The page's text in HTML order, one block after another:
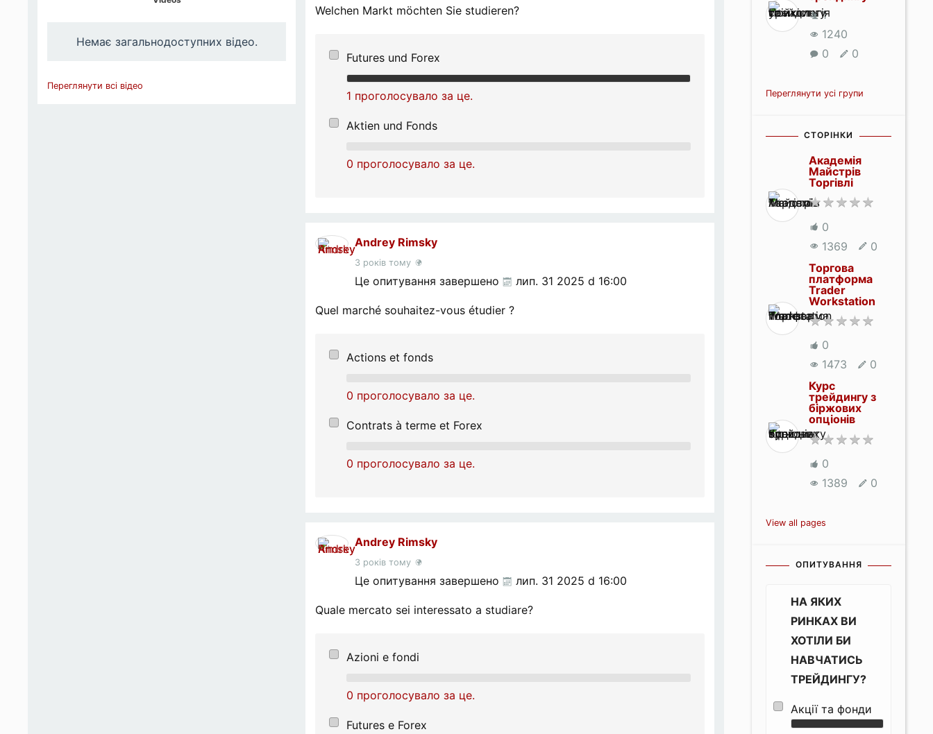
Немає загальнодоступних відео.
Переглянути всі відео
Welchen Markt möchten Sie studieren?
Futures und Forex
1 проголосувало за це.
Aktien und Fonds
0 проголосувало за це.
Andrey Rimsky
3 років тому
Це опитування завершено лип. 31 2025 d 16:00
Quel marché souhaitez-vous étudier ?
Actions et fonds
0 проголосувало за це.
Contrats à terme et Forex
0 проголосувало за це.
Andrey Rimsky
3 років тому
Це опитування завершено лип. 31 2025 d 16:00
Quale mercato sei interessato a studiare?
Azioni e fondi
0 проголосувало за це.
Futures e Forex
1
1240
0
0
Переглянути усі групи
СТОРІНКИ
Академія
Майстрів
Торгівлі
0
1369
0
Торгова
платформа
Trader
Workstation
0
1473
0
Курс
трейдингу з
біржових
опціонів
0
1389
0
View all pages
ОПИТУВАННЯ
НА ЯКИХ
РИНКАХ ВИ
ХОТІЛИ БИ
НАВЧАТИСЬ
ТРЕЙДИНГУ?
Акції та фонди